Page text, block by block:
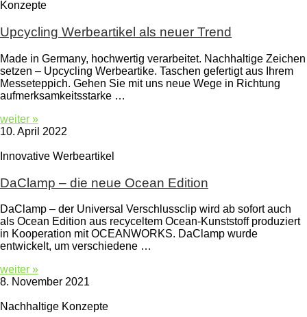
Konzepte
Upcycling Werbeartikel als neuer Trend
Made in Germany, hochwertig verarbeitet. Nachhaltige Zeichen
setzen – Upcycling Werbeartike. Taschen gefertigt aus Ihrem
Messeteppich. Gehen Sie mit uns neue Wege in Richtung
aufmerksamkeitsstarke …
weiter »
10. April 2022
Innovative Werbeartikel
DaClamp – die neue Ocean Edition
DaClamp – der Universal Verschlussclip wird ab sofort auch
als Ocean Edition aus recyceltem Ocean-Kunststoff produziert
in Kooperation mit OCEANWORKS. DaClamp wurde
entwickelt, um verschiedene …
weiter »
8. November 2021
Nachhaltige Konzepte